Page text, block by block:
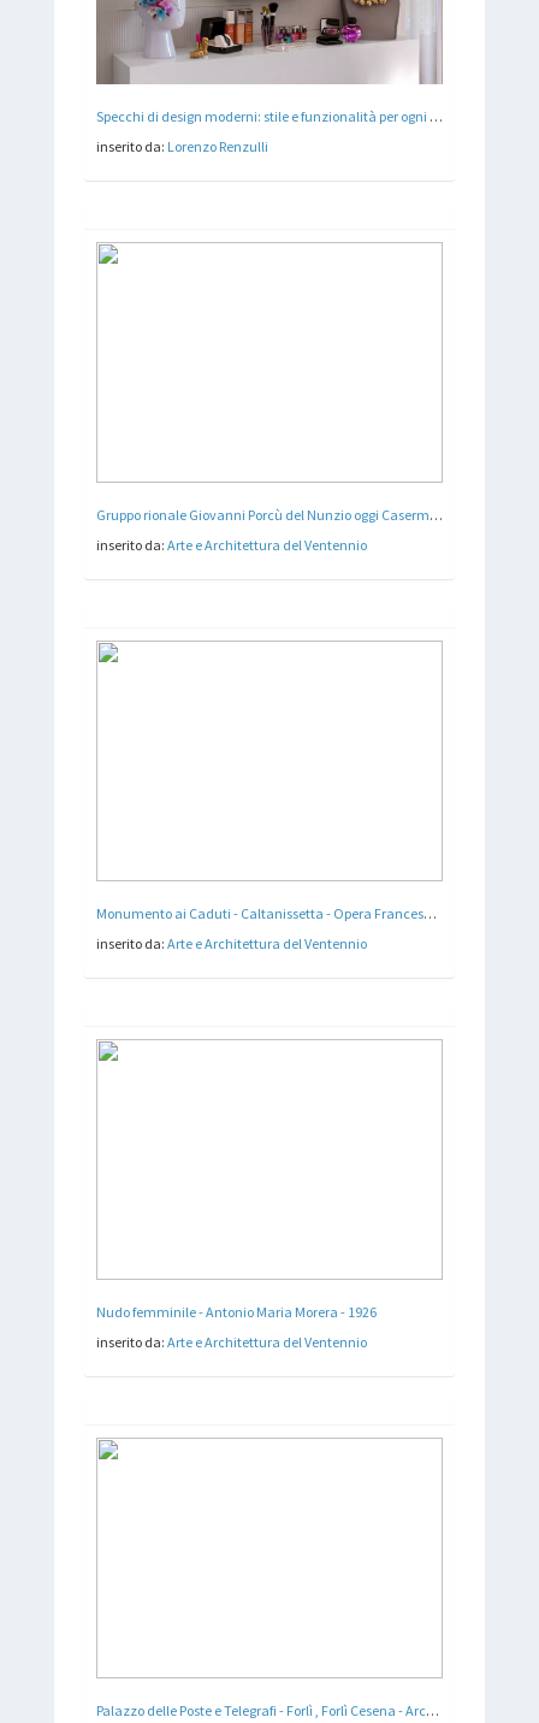
Specchi di design moderni: stile e funzionalità per ogni ambiente
inserito da: Lorenzo Renzulli
Gruppo rionale Giovanni Porcù del Nunzio oggi Caserma Polizia Stradale - Torino - Arch. Mario Passanti , Arch. Paolo Perona - 1938
inserito da: Arte e Architettura del Ventennio
Monumento ai Caduti - Caltanissetta - Opera Francesco e Cosmo Sorgi - 1923
inserito da: Arte e Architettura del Ventennio
Nudo femminile - Antonio Maria Morera - 1926
inserito da: Arte e Architettura del Ventennio
Palazzo delle Poste e Telegrafi - Forlì , Forlì Cesena - Arch. Cesare Bazzani - 1931 - 32